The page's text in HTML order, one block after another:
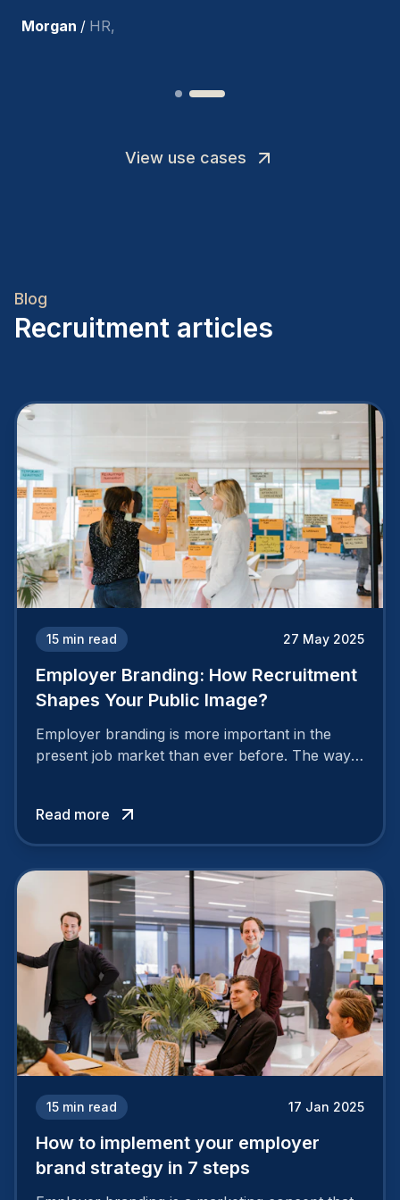
Joakin / Deputy-AMLCO
View use cases
Blog
Recruitment articles
15 min read 27 May 2025
Employer Branding: How Recruitment
Shapes Your Public Image?
Employer branding is more important in the
present job market than ever before. The way
Read more
15 min read 17 Jan 2025
How to implement your employer
brand strategy in 7 steps